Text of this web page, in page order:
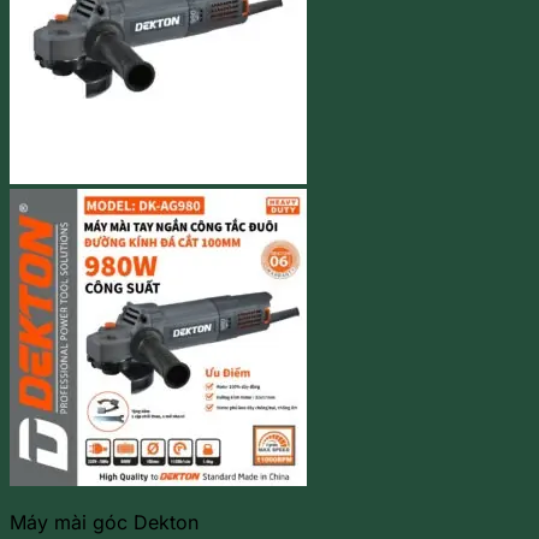
Máy mài góc Dekton